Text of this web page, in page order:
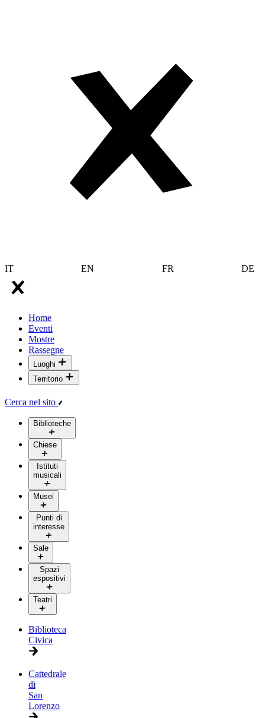
IT EN FR DE
Home
Eventi
Mostre
Rassegne
Luoghi
Territorio
Cerca nel sito
Biblioteche
Chiese
Istituti
musicali
Musei
Punti di
interesse
Sale
Spazi
espositivi
Teatri
Biblioteca
Civica
Cattedrale
di
San
Lorenzo